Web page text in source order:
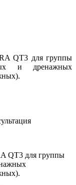
QT3 для группы
и дренажных
QT3 для группы